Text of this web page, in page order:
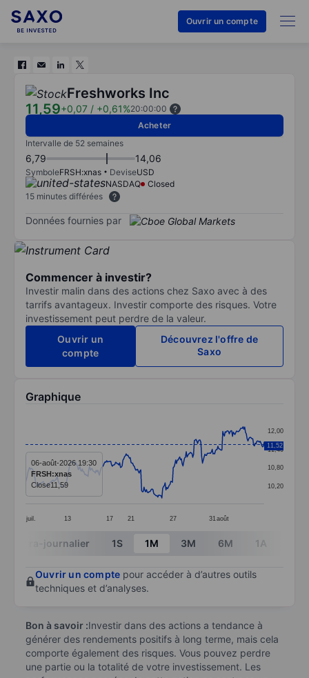
Ouvrir un compte
Freshworks Inc
11,59+0,07 / +0,61%20:00:00
Acheter
Intervalle de 52 semaines
6,79 14,06
SymboleFRSH:xnas DeviseUSD
NASDAQ
Closed
15 minutes différées
Données fournies par
Commencer à investir?
Investir malin dans des actions chez Saxo avec à des
tarrifs avantageux. Investir comporte des risques. Votre
investissement peut perdre de la valeur.
Ouvrir un
compte
Découvrez l'offre de
Saxo
Graphique
Line chart with 295 data points.
The chart has 1 X axis displaying categories.
The chart has 1 Y axis displaying values. Data
juil. 13 17 21 27 31 août
10,20
10,80
11,40
12,00
11,52
06-août-2026 19:30
FRSH:xnas
Close11,59
End of interactive chart.
Intra-journalier 1S 1M 3M 6M 1A
Ouvrir un compte pour accéder à d’autres outils
techniques et d’analyses.
Bon à savoir :Investir dans des actions a tendance à
générer des rendements positifs à long terme, mais cela
comporte également des risques. Vous pouvez perdre
une partie ou la totalité de votre investissement. Les